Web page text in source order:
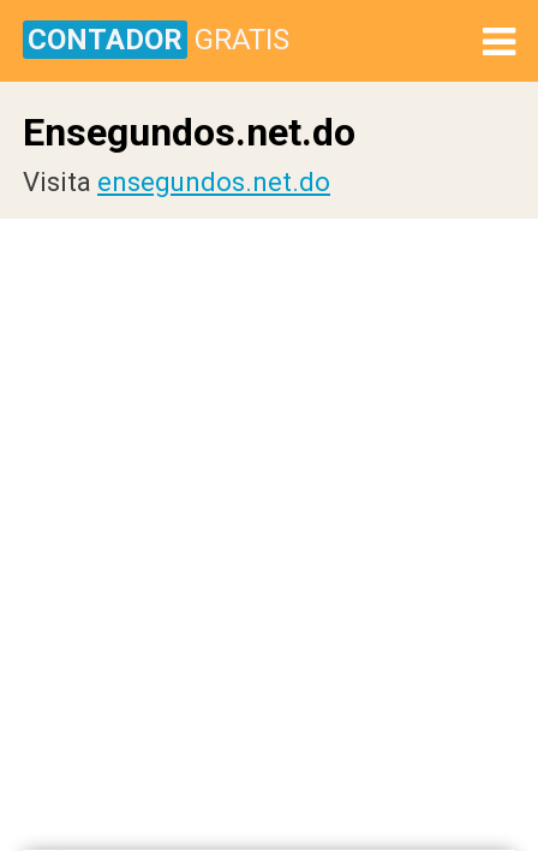
CONTADOR GRATIS
Ensegundos.net.do
Visita ensegundos.net.do